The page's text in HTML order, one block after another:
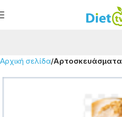
Αρχική σελίδα Αρτοσκευάσματα